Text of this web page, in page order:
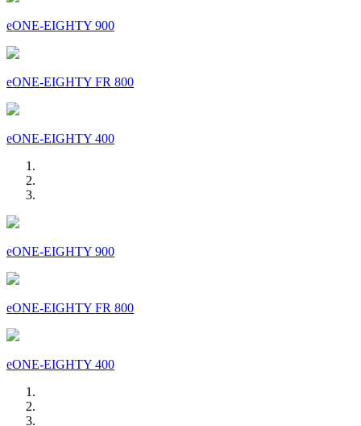
eONE-EIGHTY 900
eONE-EIGHTY FR 800
eONE-EIGHTY 400
eONE-EIGHTY 900
eONE-EIGHTY FR 800
eONE-EIGHTY 400